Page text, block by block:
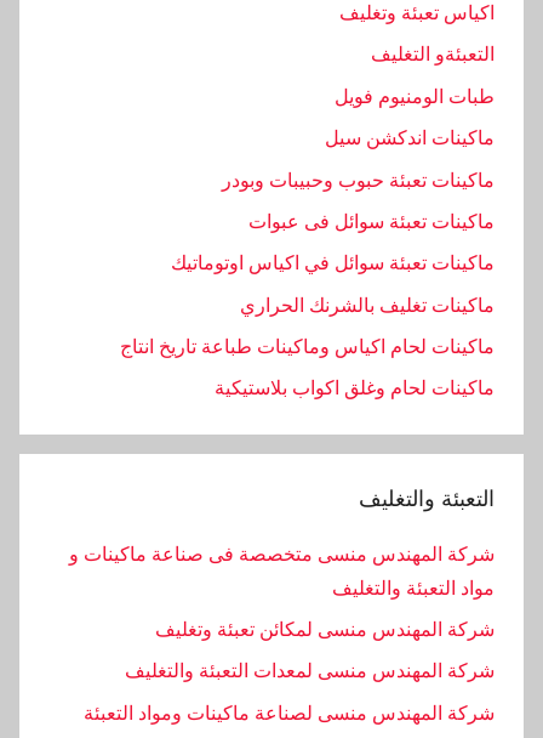
اكياس تعبئة وتغليف
التعبئةو التغليف
طبات الومنيوم فويل
ماكينات اندكشن سيل
ماكينات تعبئة حبوب وحبيبات وبودر
ماكينات تعبئة سوائل فى عبوات
ماكينات تعبئة سوائل في اكياس اوتوماتيك
ماكينات تغليف بالشرنك الحراري
ماكينات لحام اكياس وماكينات طباعة تاريخ انتاج
ماكينات لحام وغلق اكواب بلاستيكية
التعبئة والتغليف
شركة المهندس منسى متخصصة فى صناعة ماكينات و
مواد التعبئة والتغليف
شركة المهندس منسى لمكائن تعبئة وتغليف
شركة المهندس منسى لمعدات التعبئة والتغليف
شركة المهندس منسى لصناعة ماكينات ومواد التعبئة